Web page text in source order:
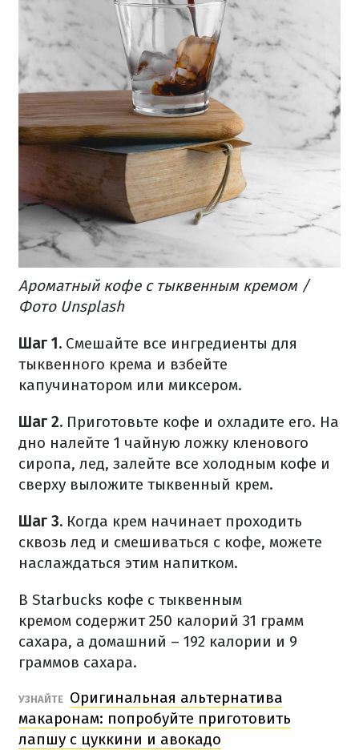
Ароматный кофе с тыквенным кремом /
Фото Unsplash
Шаг 1. Смешайте все ингредиенты для
тыквенного крема и взбейте
капучинатором или миксером.
Шаг 2. Приготовьте кофе и охладите его. На
дно налейте 1 чайную ложку кленового
сиропа, лед, залейте все холодным кофе и
сверху выложите тыквенный крем.
Шаг 3. Когда крем начинает проходить
сквозь лед и смешиваться с кофе, можете
наслаждаться этим напитком.
В Starbucks кофе с тыквенным
кремом содержит 250 калорий 31 грамм
сахара, а домашний – 192 калории и 9
граммов сахара.
УЗНАЙТЕ Оригинальная альтернатива
макаронам: попробуйте приготовить
лапшу с цуккини и авокадо